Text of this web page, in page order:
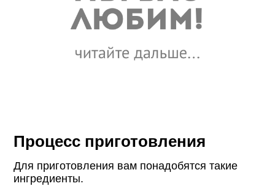
Процесс приготовления
Для приготовления вам понадобятся такие
ингредиенты.